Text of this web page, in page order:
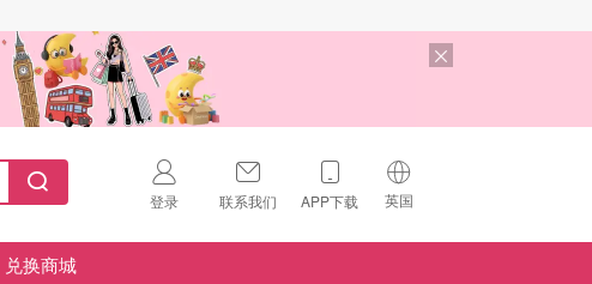
登录 联系我们 APP下载 英国
🇺🇸
兑换商城